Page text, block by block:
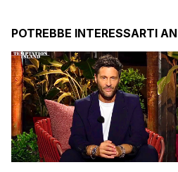
POTREBBE INTERESSARTI